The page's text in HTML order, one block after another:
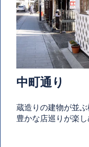
中町通り
蔵造りの建物が並
豊かな店巡りが楽し